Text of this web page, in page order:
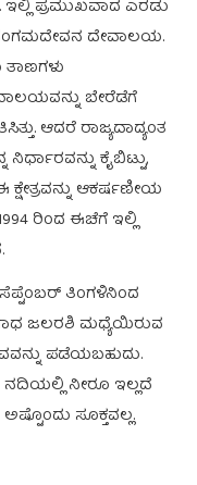
ಇಲ್ಲಿ ಪ್ರಮುಖವಾದ ಎರಡು
ದೇವಾಲಯ.
ಬೇರೆಡೆಗೆ
ಆದರೆ ರಾಜ್ಯದಾದ್ಯಂತ
ಕೈಬಿಟ್ಟು,
ಆಕರ್ಷಣೀಯ
ರಿಂದ ಈಚೆಗೆ ಇಲ್ಲಿ
ಸೆಪ್ಟೆಂಬರ್ ತಿಂಗಳಿನಿಂದ
ಜಲರಶಿ ಮಧ್ಯೆಯಿರುವ
ಪಡೆಯಬಹುದು.
ನೀರೂ ಇಲ್ಲದೆ
ಸೂಕ್ತವಲ್ಲ.